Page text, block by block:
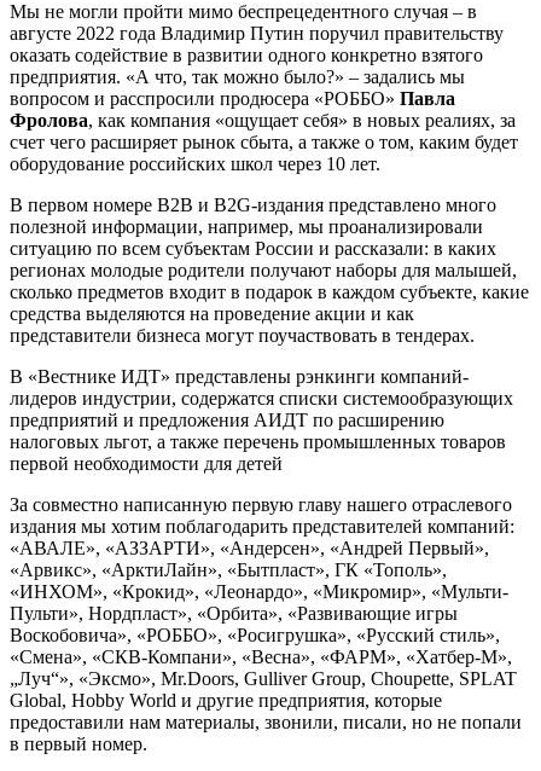
Мы не могли пройти мимо беспрецедентного случая – в
августе 2022 года Владимир Путин поручил правительству
оказать содействие в развитии одного конкретно взятого
предприятия. «А что, так можно было?» – задались мы
вопросом и расспросили продюсера «РОББО» Павла
Фролова, как компания «ощущает себя» в новых реалиях, за
счет чего расширяет рынок сбыта, а также о том, каким будет
оборудование российских школ через 10 лет.
В первом номере B2B и B2G-издания представлено много
полезной информации, например, мы проанализировали
ситуацию по всем субъектам России и рассказали: в каких
регионах молодые родители получают наборы для малышей,
сколько предметов входит в подарок в каждом субъекте, какие
средства выделяются на проведение акции и как
представители бизнеса могут поучаствовать в тендерах.
В «Вестнике ИДТ» представлены рэнкинги компаний-
лидеров индустрии, содержатся списки системообразующих
предприятий и предложения АИДТ по расширению
налоговых льгот, а также перечень промышленных товаров
первой необходимости для детей
За совместно написанную первую главу нашего отраслевого
издания мы хотим поблагодарить представителей компаний:
«АВАЛЕ», «АЗЗАРТИ», «Андерсен», «Андрей Первый»,
«Арвикс», «АрктиЛайн», «Бытпласт», ГК «Тополь»,
«ИНХОМ», «Крокид», «Леонардо», «Микромир», «Мульти-
Пульти», Нордпласт», «Орбита», «Развивающие игры
Воскобовича», «РОББО», «Росигрушка», «Русский стиль»,
«Смена», «СКВ-Компани», «Весна», «ФАРМ», «Хатбер-М»,
„Луч“», «Эксмо», Mr.Doors, Gulliver Group, Choupette, SPLAT
Global, Hobby World и другие предприятия, которые
предоставили нам материалы, звонили, писали, но не попали
в первый номер.